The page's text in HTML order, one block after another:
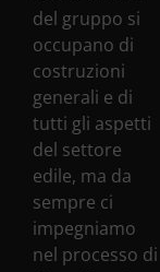
del gruppo si
occupano di
costruzioni
generali e di
tutti gli aspetti
del settore
edile, ma da
sempre ci
impegniamo
nel processo di